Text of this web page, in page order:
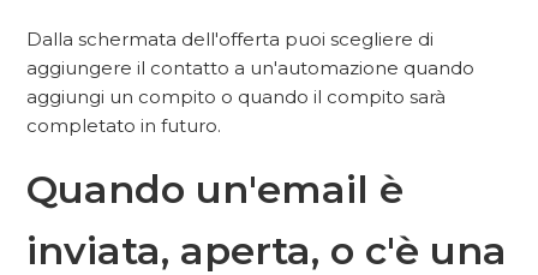
Dalla schermata dell'offerta puoi scegliere di
aggiungere il contatto a un'automazione quando
aggiungi un compito o quando il compito sarà
completato in futuro.
Quando un'email è
inviata, aperta, o c'è una